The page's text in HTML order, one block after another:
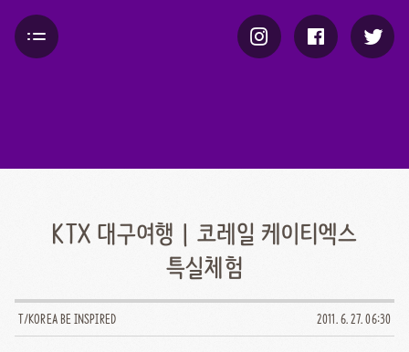
KTX 대구여행 | 코레일 케이티엑스
특실체험
T/KOREA BE INSPIRED 2011. 6. 27. 06:30